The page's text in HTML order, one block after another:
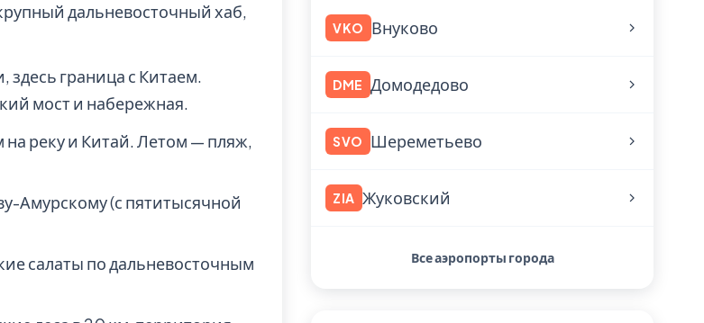
дальневосточный хаб,
граница с Китаем.
мост и набережная.
реку и Китай. Летом — пляж,
Амурскому (с пятитысячной
салаты по дальневосточным
VKO Внуково
DME Домодедово
SVO Шереметьево
ZIA Жуковский
Все аэропорты города